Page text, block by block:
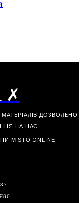
✗
ДОЗВОЛЕНО
НА НАС.
MISTO ONLINE
87
86